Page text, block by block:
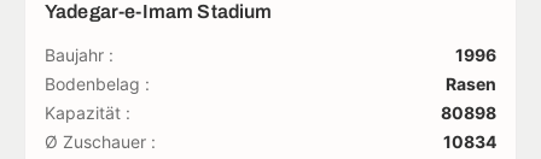
Yadegar-e-Imam Stadium
Baujahr :
1996
Bodenbelag :
Rasen
Kapazität :
80898
Ø Zuschauer :
10834